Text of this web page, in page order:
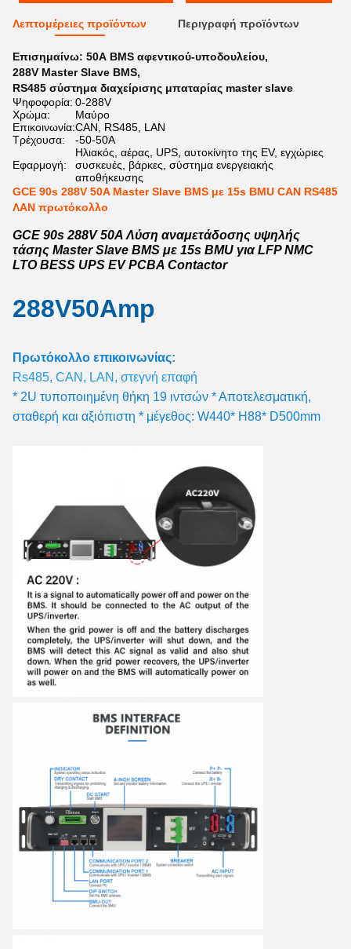
Λεπτομέρειες προϊόντων Περιγραφή προϊόντων
Επισημαίνω: 50Α BMS αφεντικού-υποδουλείου,
288V Master Slave BMS,
RS485 σύστημα διαχείρισης μπαταρίας master slave
Ψηφοφορία: 0-288V
Χρώμα:
Μαύρο
Επικοινωνία:CAN, RS485, LAN
Τρέχουσα:
-50-50A
Εφαρμογή:
Ηλιακός, αέρας, UPS, αυτοκίνητο της EV, εγχώριες
συσκευές, βάρκες, σύστημα ενεργειακής
αποθήκευσης
GCE 90s 288V 50A Master Slave BMS με 15s BMU CAN RS485
ΛΑΝ πρωτόκολλο
GCE 90s 288V 50A Λύση αναμετάδοσης υψηλής
τάσης Master Slave BMS με 15s BMU για LFP NMC
LTO BESS UPS EV PCBA Contactor
288V50Amp
Πρωτόκολλο επικοινωνίας:
Rs485, CAN, LAN, στεγνή επαφή
* 2U τυποποιημένη θήκη 19 ιντσών * Αποτελεσματική,
σταθερή και αξιόπιστη * μέγεθος: W440* H88* D500mm